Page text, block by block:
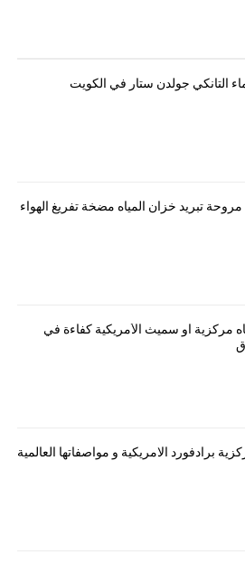
التانكي جولدن ستار في الكويت
تبريد خزان المياه مضخة تفريغ الهواء
مركزية او سميث الأمريكية كفاءة في
برادفورد الامريكية و مواصفاتها العالمية